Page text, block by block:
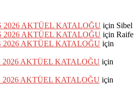
2026 AKTÜEL KATALOĞU için Sibel
2026 AKTÜEL KATALOĞU için Raife
2026 AKTÜEL KATALOĞU için
2026 AKTÜEL KATALOĞU için
2026 AKTÜEL KATALOĞU için